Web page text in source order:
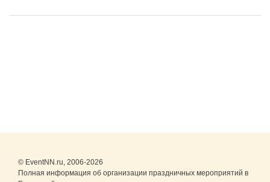
© EventNN.ru, 2006-2026
Полная информация об организации праздничных мероприятий в